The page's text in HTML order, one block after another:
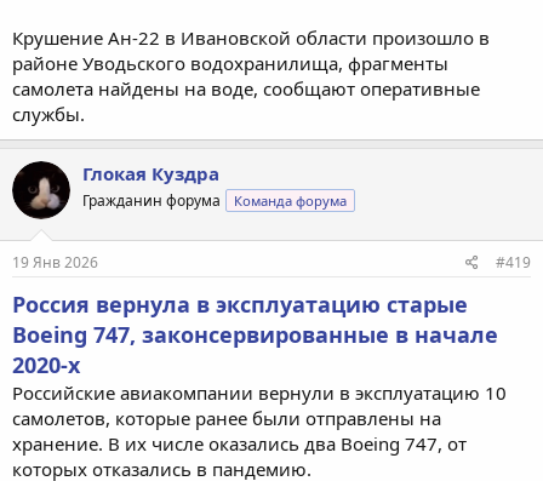
Крушение Ан-22 в Ивановской области произошло в
районе Уводьского водохранилища, фрагменты
самолета найдены на воде, сообщают оперативные
службы.
Глокая Куздра
Гражданин форума Команда форума
19 Янв 2026 #419
Россия вернула в эксплуатацию старые
Boeing 747, законсервированные в начале
2020-х
Российские авиакомпании вернули в эксплуатацию 10
самолетов, которые ранее были отправлены на
хранение. В их числе оказались два Boeing 747, от
которых отказались в пандемию.